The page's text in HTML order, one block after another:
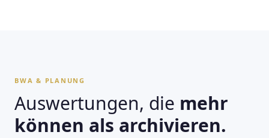
BWA & PLANUNG
Auswertungen, die mehr
können als archivieren.